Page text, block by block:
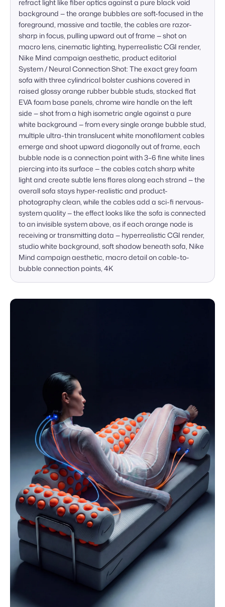
refract light like fiber optics against a pure black void
background — the orange bubbles are soft-focused in the
foreground, massive and tactile, the cables are razor-
sharp in focus, pulling upward out of frame — shot on
macro lens, cinematic lighting, hyperrealistic CGI render,
Nike Mind campaign aesthetic, product editorial
System / Neural Connection Shot: The exact grey foam
sofa with three cylindrical bolster cushions covered in
raised glossy orange rubber bubble studs, stacked flat
EVA foam base panels, chrome wire handle on the left
side — shot from a high isometric angle against a pure
white background — from every single orange bubble stud,
multiple ultra-thin translucent white monofilament cables
emerge and shoot upward diagonally out of frame, each
bubble node is a connection point with 3–6 fine white lines
piercing into its surface — the cables catch sharp white
light and create subtle lens flares along each strand — the
overall sofa stays hyper-realistic and product-
photography clean, while the cables add a sci-fi nervous-
system quality — the effect looks like the sofa is connected
to an invisible system above, as if each orange node is
receiving or transmitting data — hyperrealistic CGI render,
studio white background, soft shadow beneath sofa, Nike
Mind campaign aesthetic, macro detail on cable-to-
bubble connection points, 4K